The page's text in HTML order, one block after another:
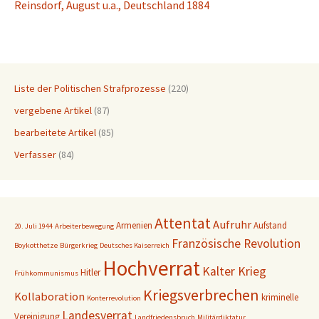
Reins­dorf, August u.a., Deutsch­land 1884
Liste der Politischen Strafprozesse (220)
vergebene Artikel (87)
bearbeitete Artikel (85)
Verfasser (84)
20. Juli 1944 Arbeiterbewegung Armenien AttentatAufruhrAufstand
Boykotthetze Bürgerkrieg Deutsches Kaiserreich Französische Revolution
Frühkommunismus Hitler Hochverrat Kalter Krieg
Kollaboration Konterrevolution Kriegsverbrechen kriminelle
Vereinigung Landesverrat